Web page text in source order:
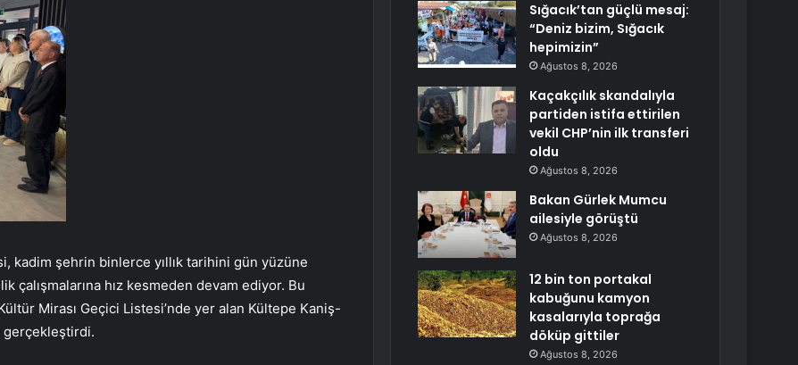
kadim şehrin binlerce yıllık tarihini gün yüzüne
çalışmalarına hız kesmeden devam ediyor. Bu
Mirası Geçici Listesi’nde yer alan Kültepe Kaniş-
gerçekleştirdi.
Sığacık’tan güçlü mesaj:
“Deniz bizim, Sığacık
hepimizin”
Ağustos 8, 2026
Kaçakçılık skandalıyla
partiden istifa ettirilen
vekil CHP’nin ilk transferi
oldu
Ağustos 8, 2026
Bakan Gürlek Mumcu
ailesiyle görüştü
Ağustos 8, 2026
12 bin ton portakal
kabuğunu kamyon
kasalarıyla toprağa
döküp gittiler
Ağustos 8, 2026